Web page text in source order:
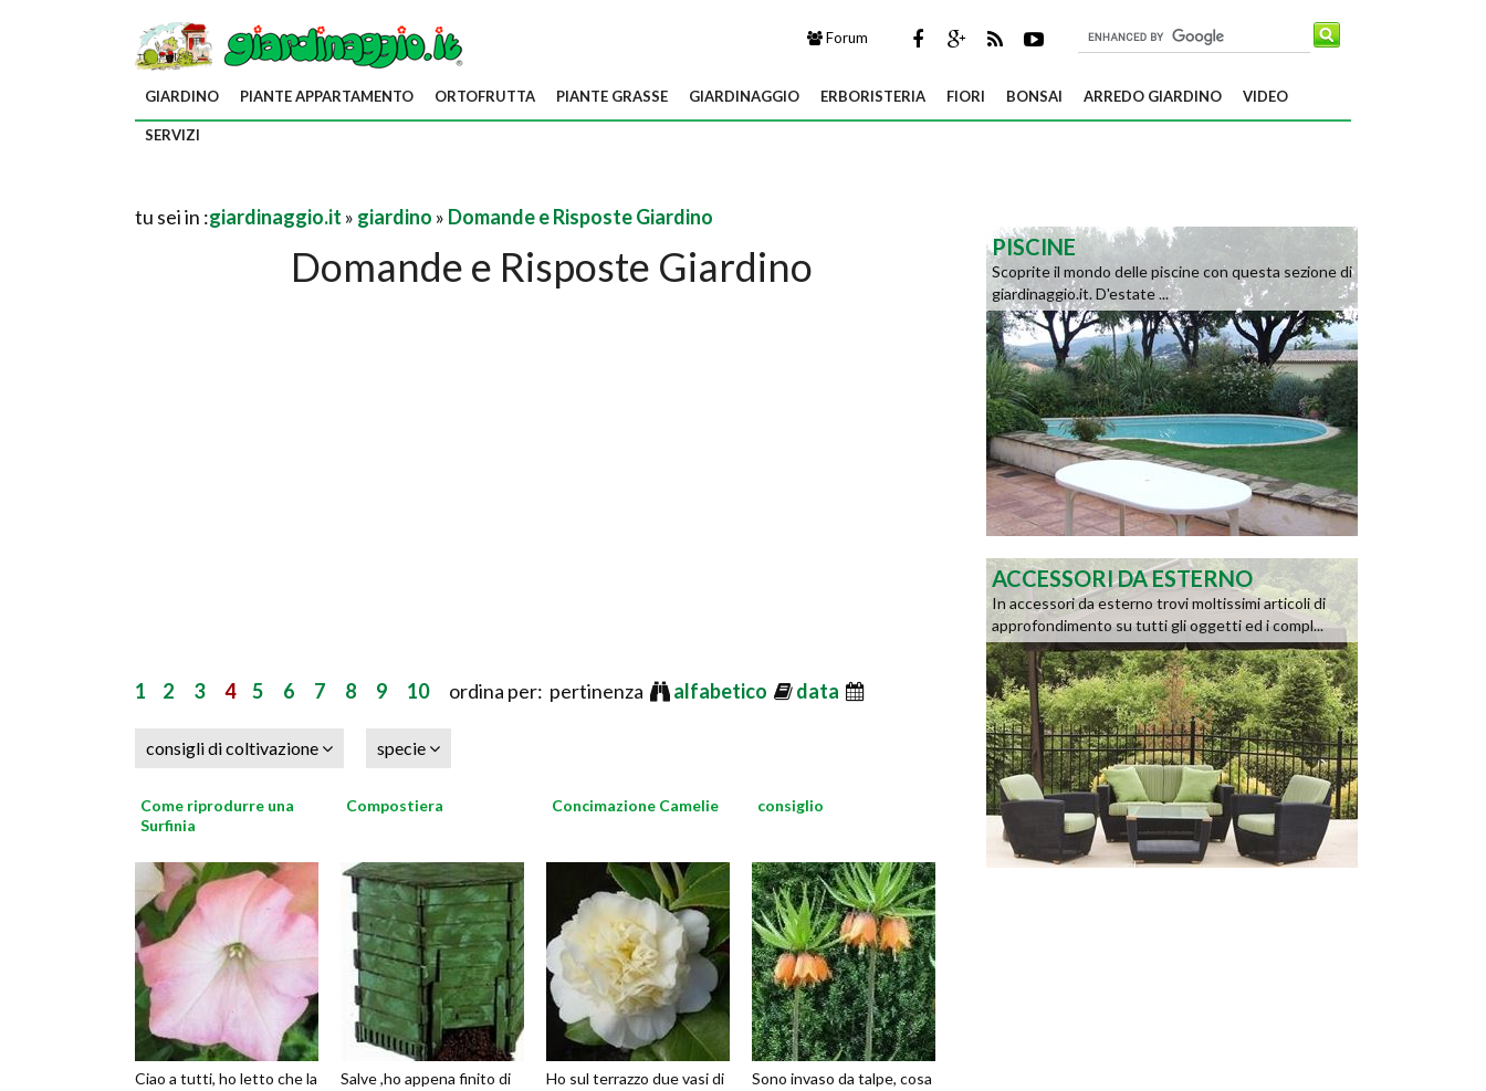
Forum
GIARDINO PIANTE APPARTAMENTO ORTOFRUTTA PIANTE GRASSE GIARDINAGGIO ERBORISTERIA FIORI BONSAI ARREDO GIARDINO VIDEO
SERVIZI
tu sei in :giardinaggio.it » giardino » Domande e Risposte Giardino
Domande e Risposte Giardino
1 2 3 4 5 6 7 8 9 10ordina per: pertinenza alfabetico data
consigli di coltivazione specie
Come riprodurre una
Surfinia
Ciao a tutti, ho letto che la
Compostiera
Salve ,ho appena finito di
Concimazione Camelie
Ho sul terrazzo due vasi di
consiglio
Sono invaso da talpe, cosa
PISCINE
Scoprite il mondo delle piscine con questa sezione di
giardinaggio.it. D'estate ...
ACCESSORI DA ESTERNO
In accessori da esterno trovi moltissimi articoli di
approfondimento su tutti gli oggetti ed i compl...